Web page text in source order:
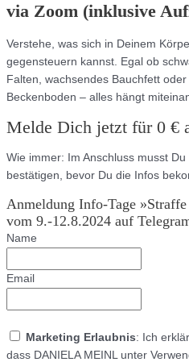
via Zoom (inklusive
Verstehe, was sich in Deinem
gegensteuern kannst. Egal ob
Falten, wachsendes Bauchfett
Beckenboden – alles hängt
Melde Dich jetzt für 0 €
Wie immer: Im Anschluss musst
bestätigen, bevor Du die Infos
Anmeldung Info-Tage
vom 9.-12.8.2024 auf
Name
Email
Marketing Erlaubnis: Ich
dass DANIELA MEINL unter